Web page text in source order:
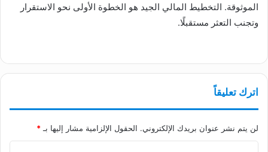
الموثوقة. التخطيط المالي الجيد هو الخطوة الأولى نحو الاستقرار
وتجنب التعثر مستقبلًا.
اترك تعليقاً
لن يتم نشر عنوان بريدك الإلكتروني. الحقول الإلزامية مشار إليها بـ *